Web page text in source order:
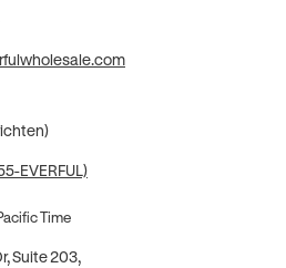
EVERFUL)
Time
Suite 203,